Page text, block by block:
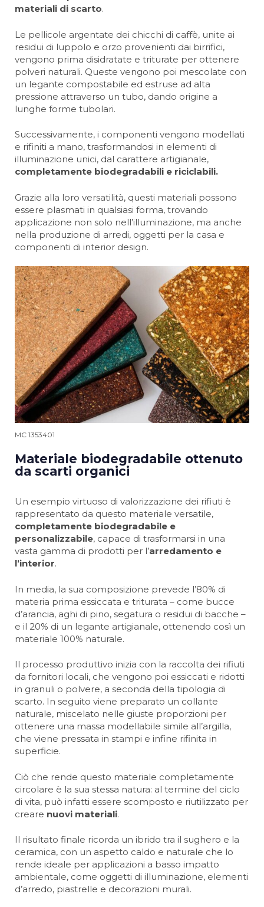
materiali di scarto.
Le pellicole argentate dei chicchi di caffè, unite ai
residui di luppolo e orzo provenienti dai birrifici,
vengono prima disidratate e triturate per ottenere
polveri naturali. Queste vengono poi mescolate con
un legante compostabile ed estruse ad alta
pressione attraverso un tubo, dando origine a
lunghe forme tubolari.
Successivamente, i componenti vengono modellati
e rifiniti a mano, trasformandosi in elementi di
illuminazione unici, dal carattere artigianale,
completamente biodegradabili e riciclabili.
Grazie alla loro versatilità, questi materiali possono
essere plasmati in qualsiasi forma, trovando
applicazione non solo nell’illuminazione, ma anche
nella produzione di arredi, oggetti per la casa e
componenti di interior design.
MC 1353401
Materiale biodegradabile ottenuto
da scarti organici
Un esempio virtuoso di valorizzazione dei rifiuti è
rappresentato da questo materiale versatile,
completamente biodegradabile e
personalizzabile, capace di trasformarsi in una
vasta gamma di prodotti per l’arredamento e
l’interior.
In media, la sua composizione prevede l’80% di
materia prima essiccata e triturata – come bucce
d’arancia, aghi di pino, segatura o residui di bacche –
e il 20% di un legante artigianale, ottenendo così un
materiale 100% naturale.
Il processo produttivo inizia con la raccolta dei rifiuti
da fornitori locali, che vengono poi essiccati e ridotti
in granuli o polvere, a seconda della tipologia di
scarto. In seguito viene preparato un collante
naturale, miscelato nelle giuste proporzioni per
ottenere una massa modellabile simile all’argilla,
che viene pressata in stampi e infine rifinita in
superficie.
Ciò che rende questo materiale completamente
circolare è la sua stessa natura: al termine del ciclo
di vita, può infatti essere scomposto e riutilizzato per
creare nuovi materiali.
Il risultato finale ricorda un ibrido tra il sughero e la
ceramica, con un aspetto caldo e naturale che lo
rende ideale per applicazioni a basso impatto
ambientale, come oggetti di illuminazione, elementi
d’arredo, piastrelle e decorazioni murali.